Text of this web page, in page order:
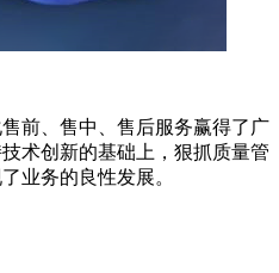
前、售中、售后服务赢得了广
术创新的基础上，狠抓质量管
业务的良性发展。